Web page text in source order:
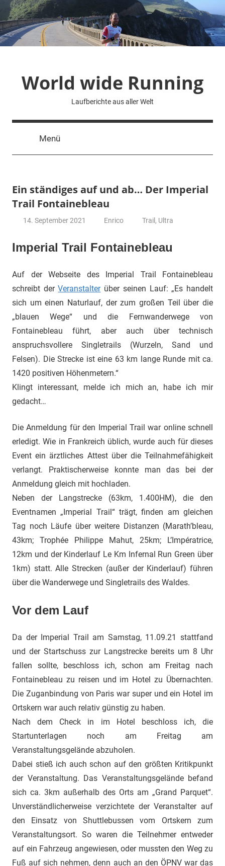
Zum
Inhalt
springen
World wide Running
Laufberichte aus aller Welt
Menü
Ein ständiges auf und ab… Der Imperial
Trail Fontainebleau
14. September 2021 Enrico Trail , Ultra
Imperial Trail Fontainebleau
Auf der Webseite des Imperial Trail Fontainebleau
schreibt derVeranstalterüber seinen Lauf: „Es handelt
sich um einen Naturlauf, der zum großen Teil über die
„blauen Wege“ und die Fernwanderwege von
Fontainebleau führt, aber auch über technisch
anspruchsvollere Singletrails (Wurzeln, Sand und
Felsen). Die Strecke ist eine 63 km lange Runde mit ca.
1420 positiven Höhenmetern.“
Klingt interessant, melde ich mich an, habe ich mir
gedacht…
Die Anmeldung für den Imperial Trail war online schnell
erledigt. Wie in Frankreich üblich, wurde auch für dieses
Event ein ärztliches Attest über die Teilnahmefähigkeit
verlangt. Praktischerweise konnte man das bei der
Anmeldung gleich mit hochladen.
Neben der Langstrecke (63km, 1.400HM), die den
Eventnamen „Imperial Trail“ trägt, finden am gleichen
Tag noch Läufe über weitere Distanzen (Marath’bleau,
43km; Trophée Philippe Mahut, 25km; L’Impératrice,
12km und der Kinderlauf Le Km Infernal Run Green über
1km) statt. Alle Strecken (außer der Kinderlauf) führen
über die Wanderwege und Singletrails des Waldes.
Vor dem Lauf
Da der Imperial Trail am Samstag, 11.09.21 stattfand
und der Startschuss zur Langstrecke bereits um 8 Uhr
fallen sollte, beschloss ich, schon am Freitag nach
Fontainebleau zu reisen und im Hotel zu Übernachten.
Die Zuganbindung von Paris war super und ein Hotel im
Ortskern war auch relativ günstig zu haben.
Nach dem Check in im Hotel beschloss ich, die
Startunterlagen noch am Freitag am
Veranstaltungsgelände abzuholen.
Dabei stieß ich auch schon auf den größten Kritikpunkt
der Veranstaltung. Das Veranstaltungsgelände befand
sich ca. 3km außerhalb des Orts am „Grand Parquet“.
Unverständlicherweise verzichtete der Veranstalter auf
den Einsatz von Shuttlebussen vom Ortskern zum
Veranstaltungsort. So waren die Teilnehmer entweder
auf ein Fahrzeug angewiesen, oder mussten den Weg zu
Fuß auf sich nehmen, denn auch an den ÖPNV war das